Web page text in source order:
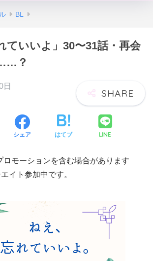
BL
ていいよ」30〜31話・再会
？
日
シェア はてブ LINE
モーションを含む場合があります
イト参加中です。